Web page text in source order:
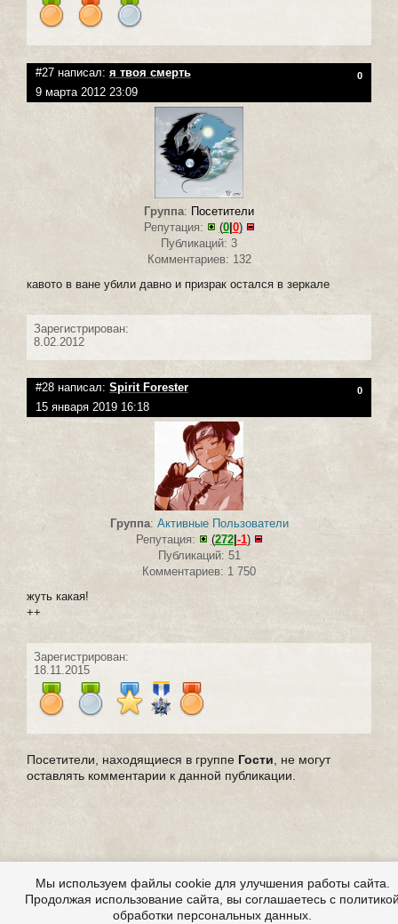
#27 написал: я твоя смерть 0
9 марта 2012 23:09
Группа: Посетители
Репутация:
(0| 0)
Публикаций: 3
Комментариев: 132
кавото в ване убили давно и призрак остался в зеркале
Зарегистрирован:
8.02.2012
#28 написал: Spirit Forester 0
15 января 2019 16:18
Группа: Активные Пользователи
Репутация:
(272| -1)
Публикаций: 51
Комментариев: 1 750
жуть какая!
++
Зарегистрирован:
18.11.2015
Посетители, находящиеся в группе Гости , не могут
оставлять комментарии к данной публикации.
Мы используем файлы cookie для улучшения работы сайта.
Продолжая использование сайта, вы соглашаетесь с
обработки персональных данных.